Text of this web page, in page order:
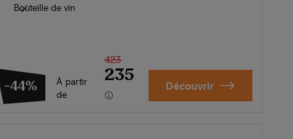
Bouteille de vin
-44%
À partir
de
423
235 Découvrir